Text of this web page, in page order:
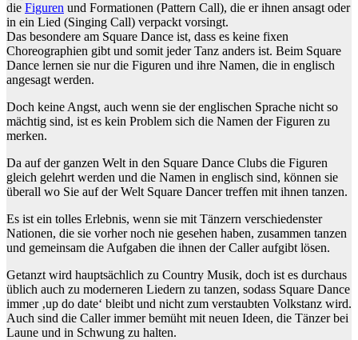
die Figuren und Formationen (Pattern Call), die er ihnen ansagt oder
in ein Lied (Singing Call) verpackt vorsingt.
Das besondere am Square Dance ist, dass es keine fixen
Choreographien gibt und somit jeder Tanz anders ist. Beim Square
Dance lernen sie nur die Figuren und ihre Namen, die in englisch
angesagt werden.
Doch keine Angst, auch wenn sie der englischen Sprache nicht so
mächtig sind, ist es kein Problem sich die Namen der Figuren zu
merken.
Da auf der ganzen Welt in den Square Dance Clubs die Figuren
gleich gelehrt werden und die Namen in englisch sind, können sie
überall wo Sie auf der Welt Square Dancer treffen mit ihnen tanzen.
Es ist ein tolles Erlebnis, wenn sie mit Tänzern verschiedenster
Nationen, die sie vorher noch nie gesehen haben, zusammen tanzen
und gemeinsam die Aufgaben die ihnen der Caller aufgibt lösen.
Getanzt wird hauptsächlich zu Country Musik, doch ist es durchaus
üblich auch zu moderneren Liedern zu tanzen, sodass Square Dance
immer ‚up do date‘ bleibt und nicht zum verstaubten Volkstanz wird.
Auch sind die Caller immer bemüht mit neuen Ideen, die Tänzer bei
Laune und in Schwung zu halten.